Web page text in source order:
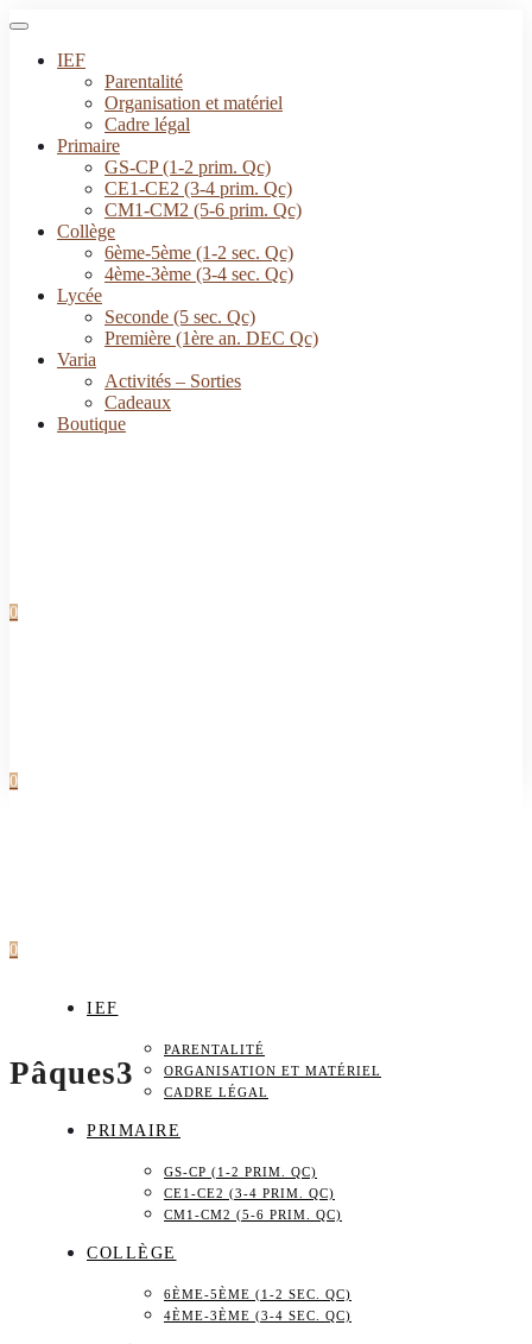
IEF
Parentalité
Organisation et matériel
Cadre légal
Primaire
GS-CP (1-2 prim. Qc)
CE1-CE2 (3-4 prim. Qc)
CM1-CM2 (5-6 prim. Qc)
Collège
6ème-5ème (1-2 sec. Qc)
4ème-3ème (3-4 sec. Qc)
Lycée
Seconde (5 sec. Qc)
Première (1ère an. DEC Qc)
Varia
Activités – Sorties
Cadeaux
Boutique
0
0
0
IEF
PARENTALITÉ
ORGANISATION ET MATÉRIEL
CADRE LÉGAL
PRIMAIRE
GS-CP (1-2 PRIM. QC)
CE1-CE2 (3-4 PRIM. QC)
CM1-CM2 (5-6 PRIM. QC)
COLLÈGE
6ÈME-5ÈME (1-2 SEC. QC)
4ÈME-3ÈME (3-4 SEC. QC)
Pâques3